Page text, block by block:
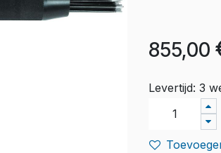
855,00
Levertijd: 3